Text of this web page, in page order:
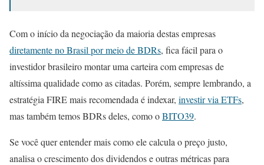
Com o início da negociação da maioria destas empresas
diretamente no Brasil por meio de BDRs, fica fácil para o
investidor brasileiro montar uma carteira com empresas de
altíssima qualidade como as citadas. Porém, sempre lembrando, a
estratégia FIRE mais recomendada é indexar, investir via ETFs,
mas também temos BDRs deles, como oBITO39.
Se você quer entender mais como ele calcula o preço justo,
analisa o crescimento dos dividendos e outras métricas para